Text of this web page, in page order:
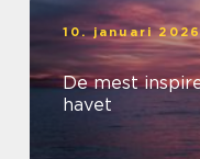
10. januari
De mest
havet